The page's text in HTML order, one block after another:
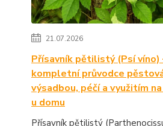
21.07.2026
Přísavník pětilistý (Psí víno)
kompletní průvodce
výsadbou, péčí a využitím
u domu
Přísavník pětilistý